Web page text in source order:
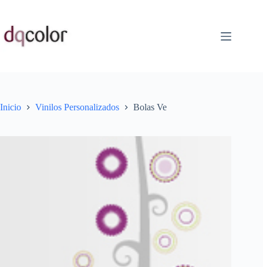
contenido
Inicio Vinilos Personalizados Bolas Ve